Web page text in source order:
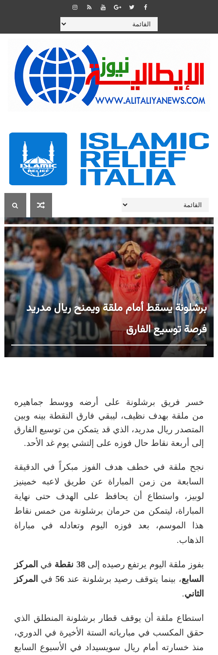
برشلونة يسقط أمام ملقة ويمنح ريال مدريد
فرصة توسيع الفارق
خسر فريق برشلونة على أرضه ووسط جماهيره
من ملقة بهدف نظيف، ليبقي فارق النقطة بينه وبين
المتصدر ريال مدريد، الذي قد يتمكن من توسيع الفارق
إلى أربعة نقاط حال فوزه على إلتشي يوم غد الأحد.
نجح ملقة في خطف هدف الفوز مبكراً في الدقيقة
السابعة من زمن المباراة عن طريق لاعبه خمينيز
لوبيز، واستطاع أن يحافظ على الهدف حتى نهاية
المباراة، ليتمكن من حرمان برشلونة من خمس نقاط
هذا الموسم، بعد فوزه اليوم وتعادله في مباراة
الذهاب.
بفوز ملقة اليوم يرتفع رصيده إلى38 نقطة في المركز
السابع، بينما يتوقف رصيد برشلونة عند56 في المركز
الثاني.
استطاع ملقة أن يوقف قطار برشلونة المنطلق الذي
حقق المكسب في مبارياته الستة الأخيرة في الدوري،
منذ خسارته أمام ريال سويسيداد في الأسبوع السابع